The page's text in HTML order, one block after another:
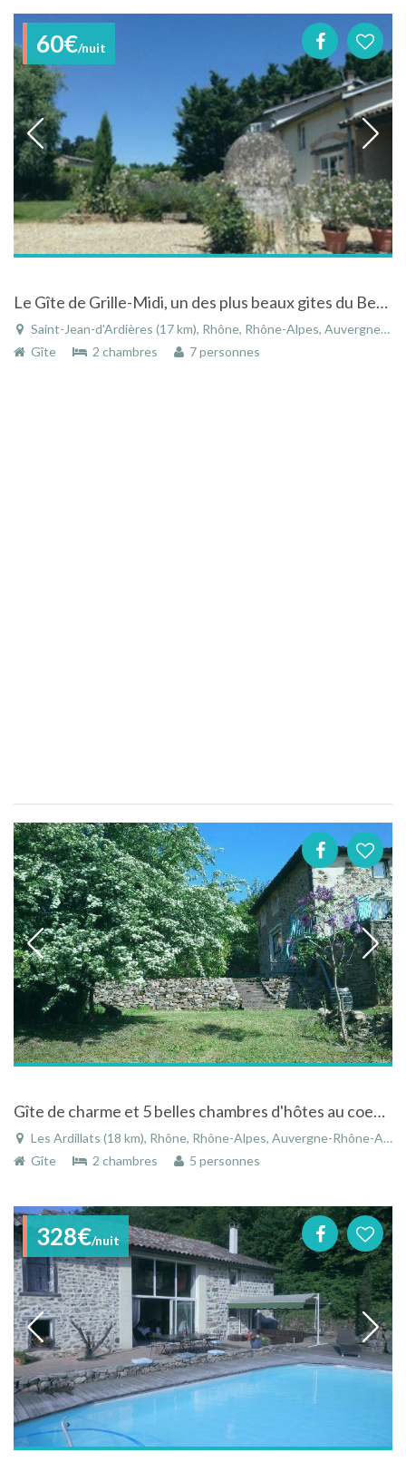
60€/nuit
Le Gîte de Grille-Midi, un des plus beaux gites du Beaujolais
Saint-Jean-d'Ardières (17 km), Rhône, Rhône-Alpes, Auvergne-Rhône-Alpes, France
Gîte
2 chambres 7 personnes
Gîte de charme et 5 belles chambres d'hôtes au coeur du beaujolais vert proche de Lyon aux Ardillats
Les Ardillats (18 km), Rhône, Rhône-Alpes, Auvergne-Rhône-Alpes, France
Gîte
2 chambres 5 personnes
328€/nuit